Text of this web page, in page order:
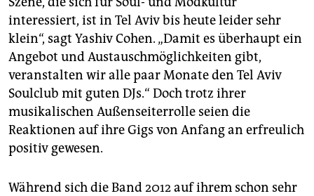
interessiert, ist in Tel Aviv bis heute leider sehr
klein“, sagt Yashiv Cohen. „Damit es überhaupt ein
Angebot und Austauschmöglichkeiten gibt,
veranstalten wir alle paar Monate den Tel Aviv
Soulclub mit guten DJs.“ Doch trotz ihrer
musikalischen Außenseiterrolle seien die
Reaktionen auf ihre Gigs von Anfang an erfreulich
positiv gewesen.
Während sich die Band 2012 auf ihrem schon sehr